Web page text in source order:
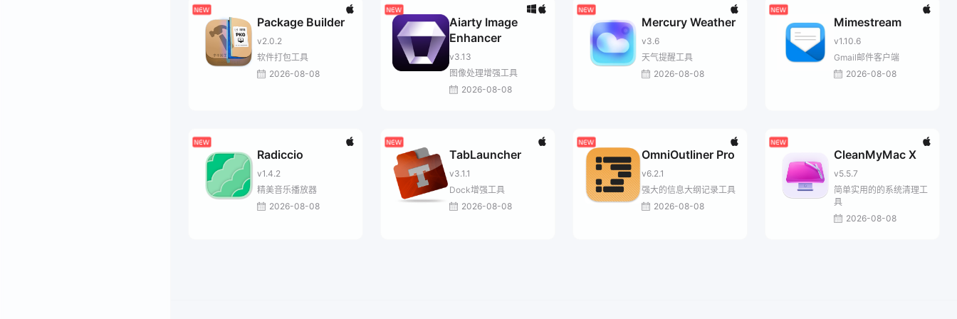
Package Builder
v2.0.2
软件打包工具
2026-08-08
Aiarty Image
Enhancer
v3.13
图像处理增强工具
2026-08-08
Mercury Weather
v3.6
天气提醒工具
2026-08-08
Mimestream
v1.10.6
Gmail邮件客户端
2026-08-08
Radiccio
v1.4.2
精美音乐播放器
2026-08-08
TabLauncher
v3.1.1
Dock增强工具
2026-08-08
OmniOutliner Pro
v6.2.1
强大的信息大纲记录工具
2026-08-08
CleanMyMac X
v5.5.7
简单实用的的系统清理工
具
2026-08-08